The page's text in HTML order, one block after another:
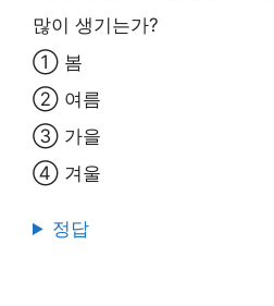
많이 생기는가?
① 봄
② 여름
③ 가을
④ 겨울
정답